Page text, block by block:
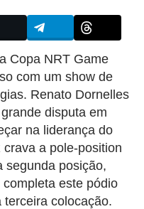
Copa NRT Game
com um show de
Renato Dornelles
disputa em
na liderança do
a pole-position
segunda posição,
este pódio
colocação.